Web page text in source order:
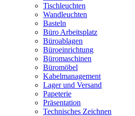
Tischleuchten
Wandleuchten
Basteln
Büro Arbeitsplatz
Büroablagen
Büroeinrichtung
Büromaschinen
Büromöbel
Kabelmanagement
Lager und Versand
Papeterie
Präsentation
Technisches Zeichnen